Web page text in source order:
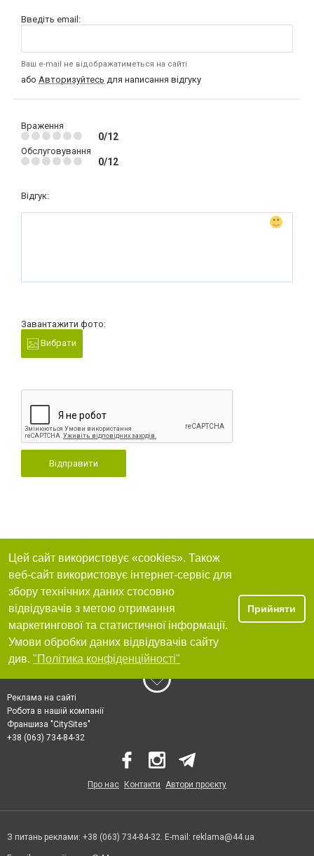
Введіть email:
Ваш e-mail не відображатиметься на сайті
або Авторизуйтесь для написання відгуку
Враження
0/12
Обслуговування
0/12
Відгук:
Завантажити фото:
Вибрати
Відправити
Цей сайт використовує «cookies». Також
веб-сайт використовує інтернет-сервіс для
збору технічних даних стосовно
відвідувачів з метою отримання
маркетингової та статистичної інформації.
Умови обробки даних відвідувачів сайту
див. "Політика конфіденційності"
Прийняти
Реклама на сайті
Робота в нашій компанії
Франшиза "CitySites"
+38 (063) 734-84-32
Про нас Контакти Автори проєкту
З питань реклами: +38 (063) 734-84-32. E-mail: reklama@44.ua